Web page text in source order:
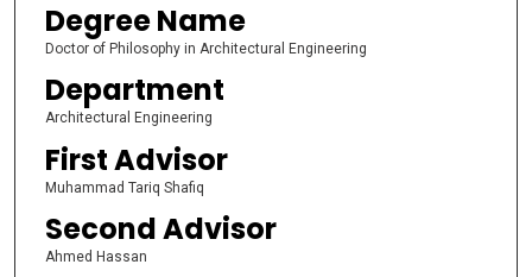
Degree Name
Doctor of Philosophy in Architectural Engineering
Department
Architectural Engineering
First Advisor
Muhammad Tariq Shafiq
Second Advisor
Ahmed Hassan